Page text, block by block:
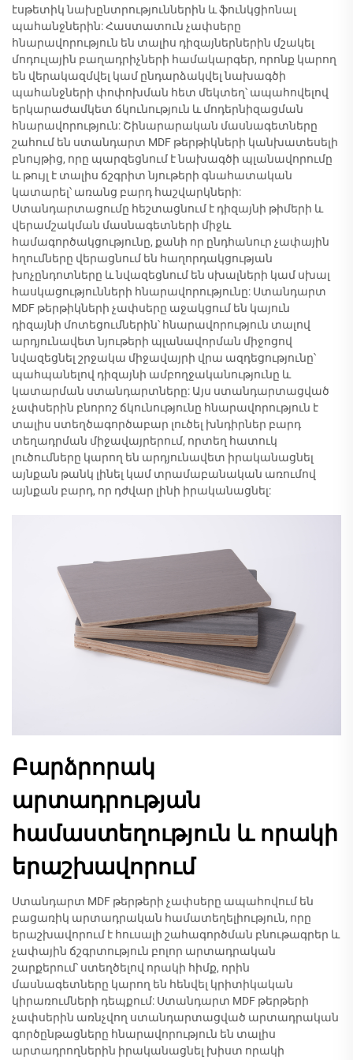
էսթետիկ նախընտրություններին և ֆունկցիոնալ
պահանջներին: Հաստատուն չափսերը
հնարավորություն են տալիս դիզայներներին մշակել
մոդուլային բաղադրիչների համակարգեր, որոնք կարող
են վերակազմվել կամ ընդարձակվել նախագծի
պահանջների փոփոխման հետ մեկտեղ՝ ապահովելով
երկարաժամկետ ճկունություն և մոդերնիզացման
հնարավորություն: Շինարարական մասնագետները
շահում են ստանդարտ MDF թերթիկների կանխատեսելի
բնույթից, որը պարզեցնում է նախագծի պլանավորումը
և թույլ է տալիս ճշգրիտ նյութերի գնահատական
կատարել՝ առանց բարդ հաշվարկների:
Ստանդարտացումը հեշտացնում է դիզայնի թիմերի և
վերամշակման մասնագետների միջև
համագործակցությունը, քանի որ ընդհանուր չափային
հղումները վերացնում են հաղորդակցության
խոչընդոտները և նվազեցնում են սխալների կամ սխալ
հասկացությունների հնարավորությունը: Ստանդարտ
MDF թերթիկների չափսերը աջակցում են կայուն
դիզայնի մոտեցումներին՝ հնարավորություն տալով
արդյունավետ նյութերի պլանավորման միջոցով
նվազեցնել շրջակա միջավայրի վրա ազդեցությունը՝
պահպանելով դիզայնի ամբողջականությունը և
կատարման ստանդարտները: Այս ստանդարտացված
չափսերին բնորոշ ճկունությունը հնարավորություն է
տալիս ստեղծագործաբար լուծել խնդիրներ բարդ
տեղադրման միջավայրերում, որտեղ հատուկ
լուծումները կարող են արդյունավետ իրականացնել
այնքան թանկ լինել կամ տրամաբանական առումով
այնքան բարդ, որ դժվար լինի իրականացնել:
Բարձրորակ
արտադրության
համաստեղություն և որակի
երաշխավորում
Ստանդարտ MDF թերթերի չափսերը ապահովում են
բացառիկ արտադրական համատեղելիություն, որը
երաշխավորում է հուսալի շահագործման բնութագրեր և
չափային ճշգրտություն բոլոր արտադրական
շարքերում՝ ստեղծելով որակի հիմք, որին
մասնագետները կարող են հենվել կրիտիկական
կիրառումների դեպքում: Ստանդարտ MDF թերթերի
չափսերին առնչվող ստանդարտացված արտադրական
գործընթացները հնարավորություն են տալիս
արտադրողներին իրականացնել խիստ որակի